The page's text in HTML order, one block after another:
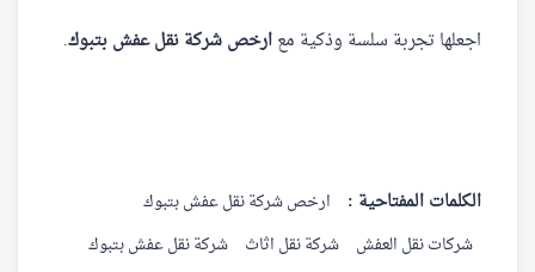
اجعلها تجربة سلسة وذكية معارخص شركة نقل عفش بتبوك.
الكلمات المفتاحية :
ارخص شركة نقل عفش بتبوك
شركات نقل العفش شركة نقل اثاث شركة نقل عفش بتبوك